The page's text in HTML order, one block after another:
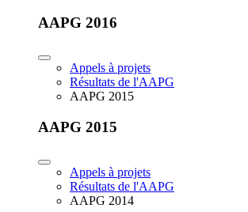
AAPG 2016
Appels à projets
Résultats de l'AAPG
AAPG 2015
AAPG 2015
Appels à projets
Résultats de l'AAPG
AAPG 2014